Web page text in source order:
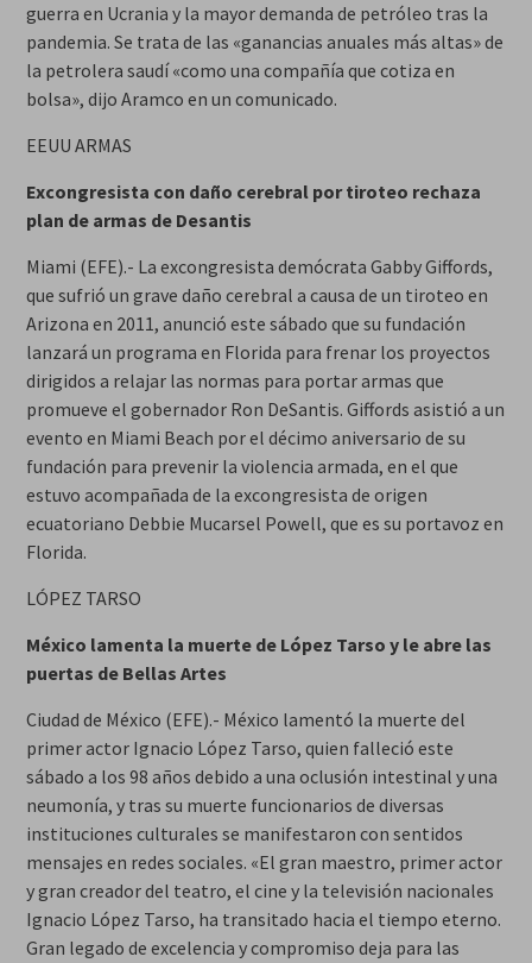
guerra en Ucrania y la mayor demanda de petróleo tras la
pandemia. Se trata de las «ganancias anuales más altas» de
la petrolera saudí «como una compañía que cotiza en
bolsa», dijo Aramco en un comunicado.
EEUU ARMAS
Excongresista con daño cerebral por tiroteo rechaza
plan de armas de Desantis
Miami (EFE).- La excongresista demócrata Gabby Giffords,
que sufrió un grave daño cerebral a causa de un tiroteo en
Arizona en 2011, anunció este sábado que su fundación
lanzará un programa en Florida para frenar los proyectos
dirigidos a relajar las normas para portar armas que
promueve el gobernador Ron DeSantis. Giffords asistió a un
evento en Miami Beach por el décimo aniversario de su
fundación para prevenir la violencia armada, en el que
estuvo acompañada de la excongresista de origen
ecuatoriano Debbie Mucarsel Powell, que es su portavoz en
Florida.
LÓPEZ TARSO
México lamenta la muerte de López Tarso y le abre las
puertas de Bellas Artes
Ciudad de México (EFE).- México lamentó la muerte del
primer actor Ignacio López Tarso, quien falleció este
sábado a los 98 años debido a una oclusión intestinal y una
neumonía, y tras su muerte funcionarios de diversas
instituciones culturales se manifestaron con sentidos
mensajes en redes sociales. «El gran maestro, primer actor
y gran creador del teatro, el cine y la televisión nacionales
Ignacio López Tarso, ha transitado hacia el tiempo eterno.
Gran legado de excelencia y compromiso deja para las